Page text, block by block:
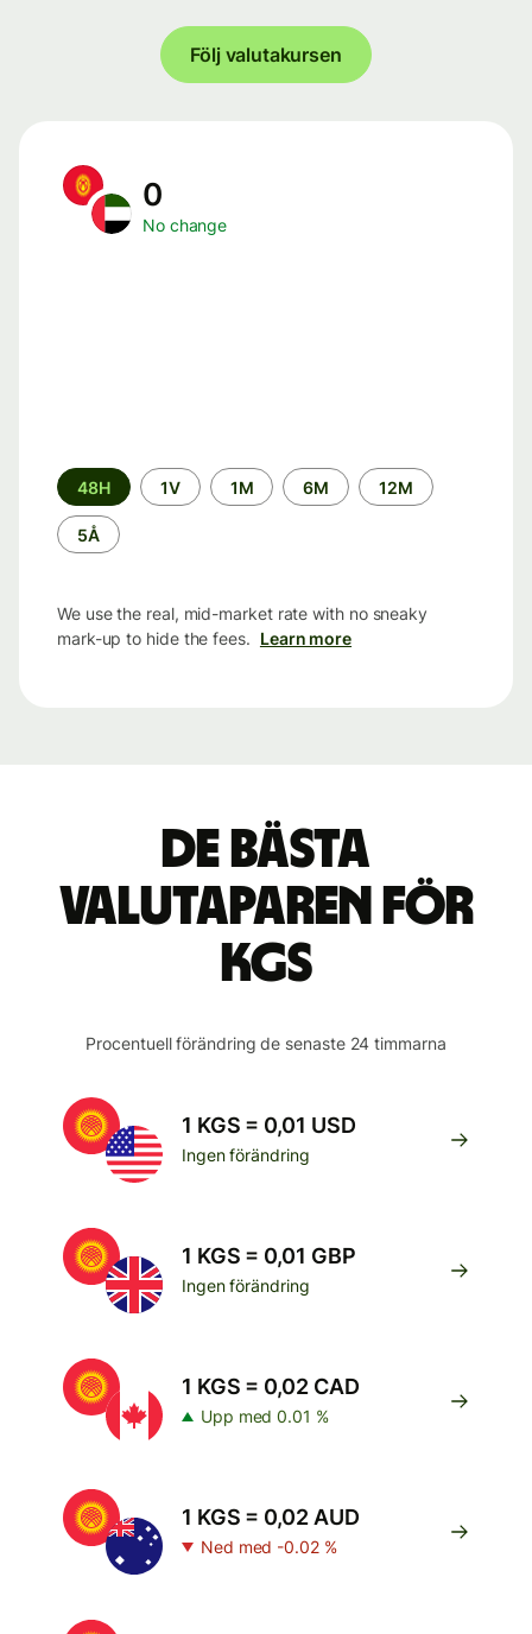
Följ valutakursen
0
No change
Time
period
48H 1V 1M 6M 12M
5Å
We use the real, mid-market rate with no sneaky
mark-up to hide the fees. Learn more
De bästa
valutaparen för
KGS
Procentuell förändring de senaste 24 timmarna
1 KGS = 0,01 USD
Ingen förändring
1 KGS = 0,01 GBP
Ingen förändring
1 KGS = 0,02 CAD
Upp med 0.01 %
1 KGS = 0,02 AUD
Ned med -0.02 %